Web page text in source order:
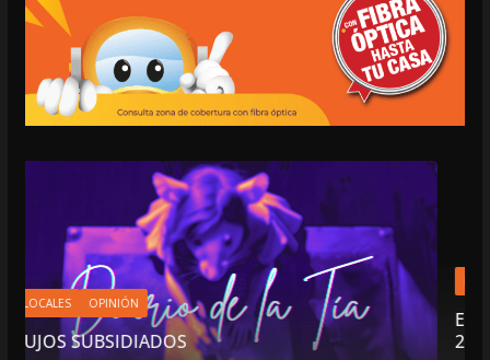
LOCALES OPINIÓN
EN LAS TRIPAS DEL JAGUAR: 06 DE
2026